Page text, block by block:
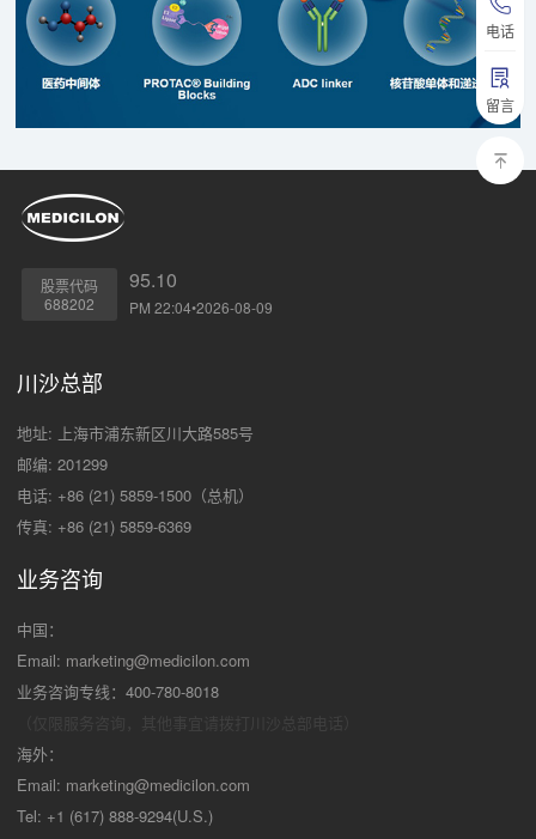
电话
留言
股票代码
688202
95.10
PM 22:04•2026-08-09
川沙总部
地址: 上海市浦东新区川大路585号
邮编: 201299
电话: +86 (21) 5859-1500（总机）
传真: +86 (21) 5859-6369
业务咨询
中国：
Email: marketing@medicilon.com
业务咨询专线：400-780-8018
海外：
Email: marketing@medicilon.com
Tel: +1 (617) 888-9294(U.S.)